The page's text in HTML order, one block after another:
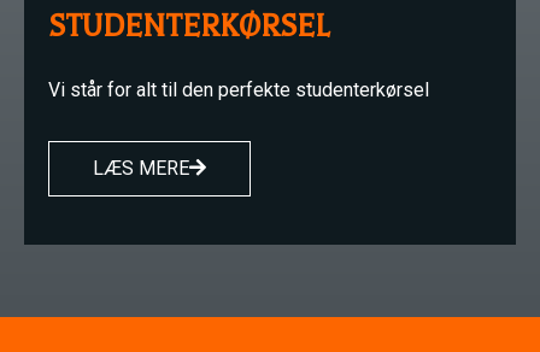
STUDENTERKØRSEL
Vi står for alt til den perfekte studenterkørsel
LÆS MERE